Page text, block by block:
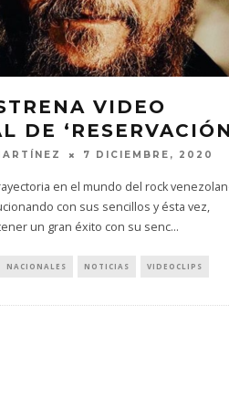
VIDEO
DE
7 DICIEMBRE, 2020
en el mundo del rock
con sus sencillos y ésta vez,
un gran éxito con su senc...
NACIONALES NOTICIAS VIDEOCLIPS